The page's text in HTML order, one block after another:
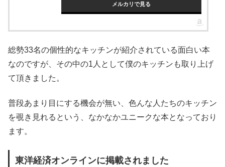
メルカリで見る
総勢33名の個性的なキッチンが紹介されている面白い本
なのですが、その中の1人として僕のキッチンも取り上げ
て頂きました。
普段あまり目にする機会が無い、色んな人たちのキッチン
を覗き見れるという、なかなかユニークな本となっており
ます。
東洋経済オンラインに掲載されました